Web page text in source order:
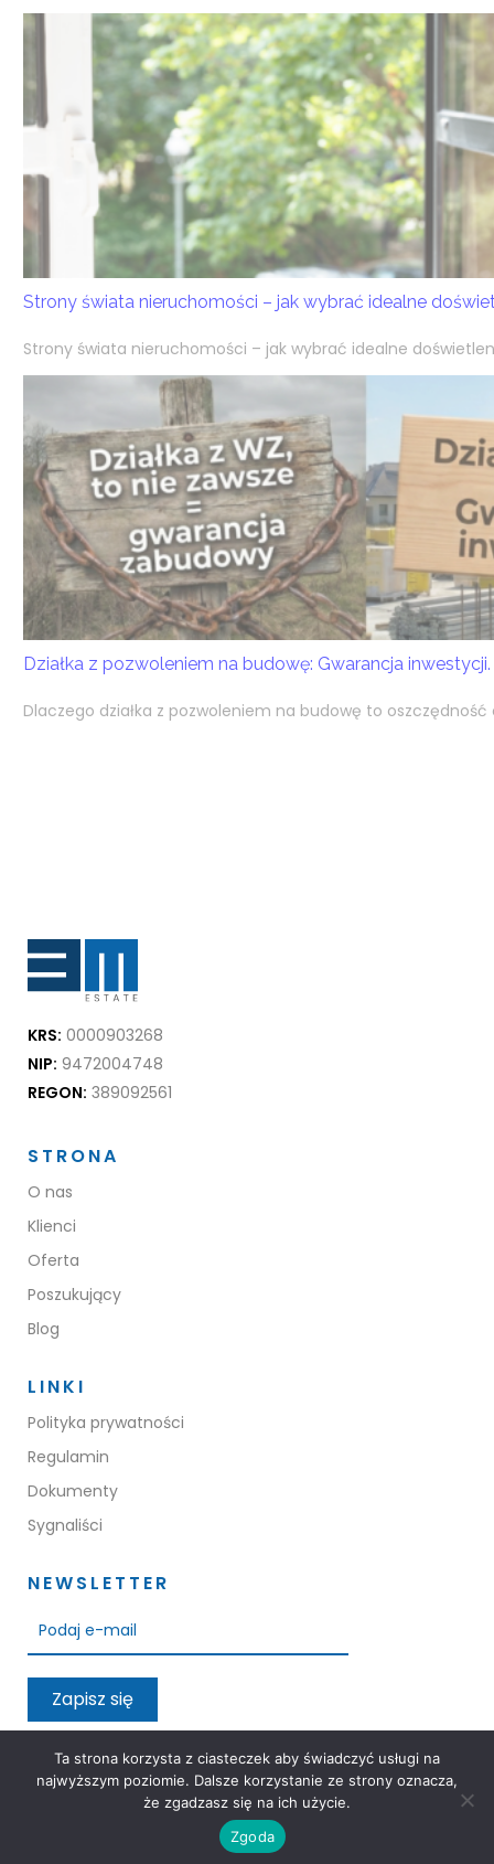
Strony świata nieruchomości – jak wybrać idealne
Strony świata nieruchomości – jak wybrać idealne
Działka z pozwoleniem na budowę: Gwarancja inwestycji.
Dlaczego działka z pozwoleniem na budowę to oszczędność
KRS: 0000903268
NIP: 9472004748
REGON: 389092561
STRONA
O nas
Klienci
Oferta
Poszukujący
Blog
LINKI
Polityka prywatności
Regulamin
Dokumenty
Sygnaliści
NEWSLETTER
Zapisz się
3M Group © 2026
Ta strona korzysta z ciasteczek aby świadczyć usługi na
najwyższym poziomie. Dalsze korzystanie ze strony oznacza,
że zgadzasz się na ich użycie.
Zgoda